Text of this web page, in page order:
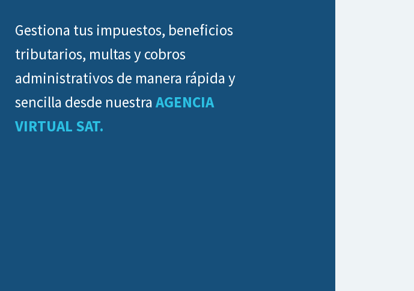
Gestiona tus impuestos, beneficios
tributarios, multas y cobros
administrativos de manera rápida y
sencilla desde nuestraAGENCIA
VIRTUAL SAT.